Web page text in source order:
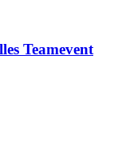
Teamevent